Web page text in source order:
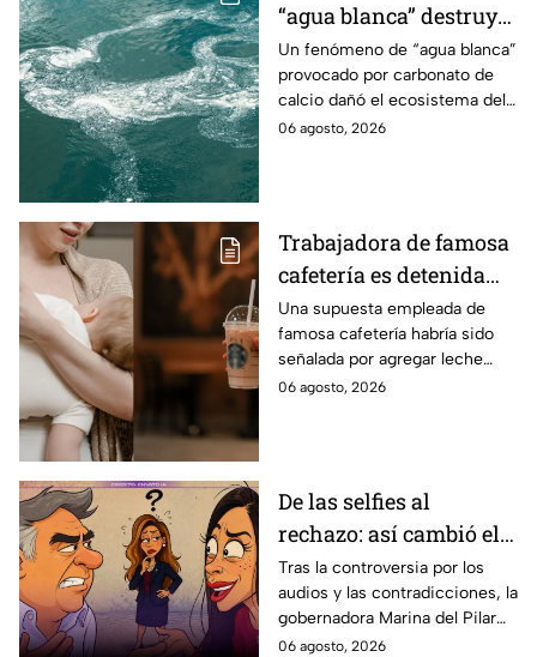
“agua blanca” destruye
ecosistema en una
laguna, ¿qué está
pasando?
Un fenómeno de “agua blanca”
provocado por carbonato de
calcio dañó el ecosistema del
Mar Menor, afectando plantas
06 agosto, 2026
Trabajadora de famosa
cafetería es detenida
por ponerle leche
materna a bebida de
una clienta que la trató
mal
Una supuesta empleada de
famosa cafetería habría sido
señalada por agregar leche
materna a bebida de clienta,
06 agosto, 2026
De las selfies al
rechazo: así cambió el
ambiente para Marina
del Pilar tras la
polémica
Tras la controversia por los
audios y las contradicciones, la
gobernadora Marina del Pilar
enfrenta un notorio cambio en
06 agosto, 2026